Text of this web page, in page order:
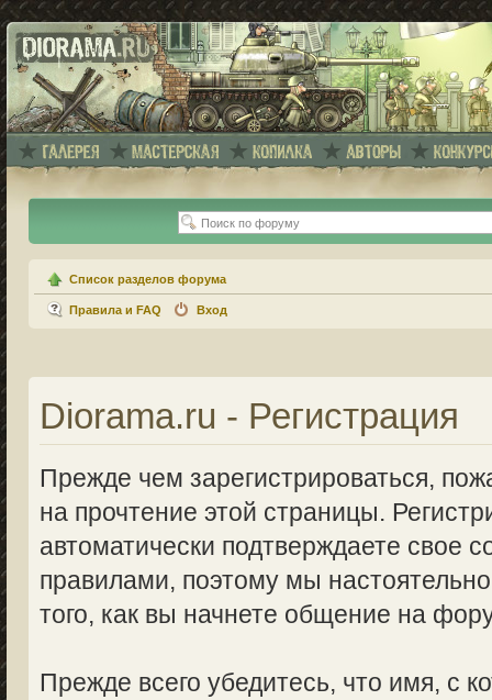
Список разделов форума
Правила и FAQ Вход
Diorama.ru - Регистрация
Прежде чем зарегистрироваться,
на прочтение этой страницы.
автоматически подтверждаете свое
правилами, поэтому мы
того, как вы начнете общение на
Прежде всего убедитесь, что имя, с